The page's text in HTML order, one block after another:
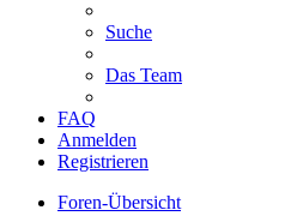
Suche
Das Team
FAQ
Anmelden
Registrieren
Foren-Übersicht